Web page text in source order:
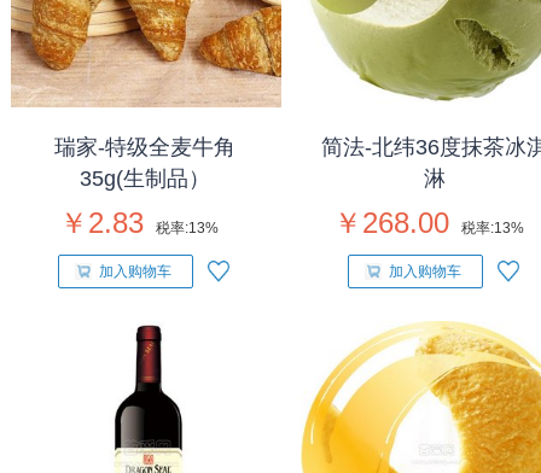
瑞家-特级全麦牛角
35g(生制品）
￥2.83 税率:13%
加入购物车
简法-北纬36度抹茶冰
淋
￥268.00 税率:13%
加入购物车